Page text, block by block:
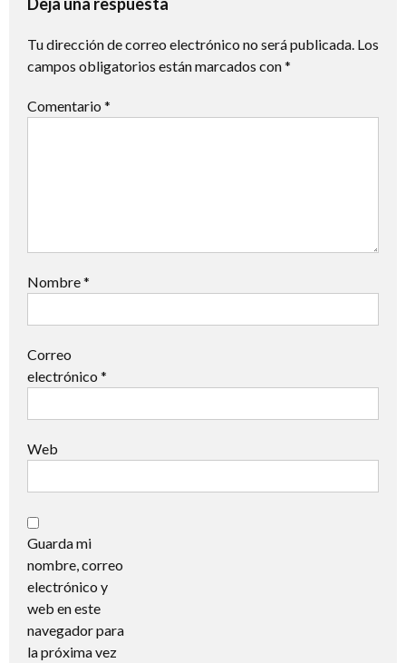
Tu dirección de correo electrónico no será publicada. Los
campos obligatorios están marcados con*
Comentario *
Nombre*
Correo
electrónico *
Web
Guarda mi
nombre, correo
electrónico y
web en este
navegador para
la próxima vez